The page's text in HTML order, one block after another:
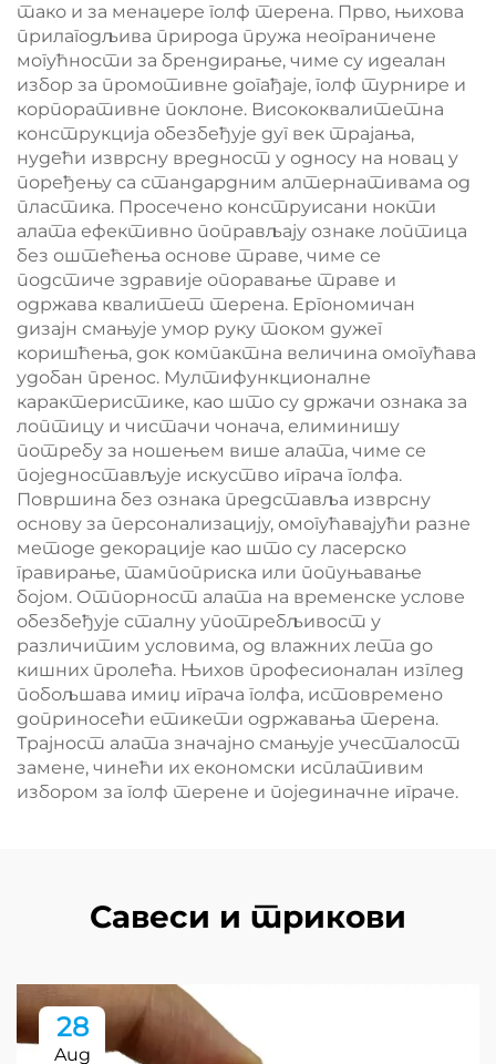
тако и за менаџере голф терена. Прво, њихова
прилагодљива природа пружа неограничене
могућности за брендирање, чиме су идеалан
избор за промотивне догађаје, голф турнире и
корпоративне поклоне. Висококвалитетна
конструкција обезбеђује дуг век трајања,
нудећи изврсну вредност у односу на новац у
поређењу са стандардним алтернативама од
пластика. Просечено конструисани нокти
алата ефективно поправљају ознаке лоптица
без оштећења основе траве, чиме се
подстиче здравије опоравање траве и
одржава квалитет терена. Ергономичан
дизајн смањује умор руку током дужег
коришћења, док компактна величина омогућава
удобан пренос. Мултифункционалне
карактеристике, као што су држачи ознака за
лоптицу и чистачи чонача, елиминишу
потребу за ношењем више алата, чиме се
поједностављује искуство играча голфа.
Површина без ознака представља изврсну
основу за персонализацију, омогућавајући разне
методе декорације као што су ласерско
гравирање, тампоприска или попуњавање
бојом. Отпорност алата на временске услове
обезбеђује сталну употребљивост у
различитим условима, од влажних лета до
кишних пролећа. Њихов професионалан изглед
побољшава имиџ играча голфа, истовремено
доприносећи етикети одржавања терена.
Трајност алата значајно смањује учесталост
замене, чинећи их економски исплативим
избором за голф терене и појединачне играче.
Савеси и трикови
28
Aug